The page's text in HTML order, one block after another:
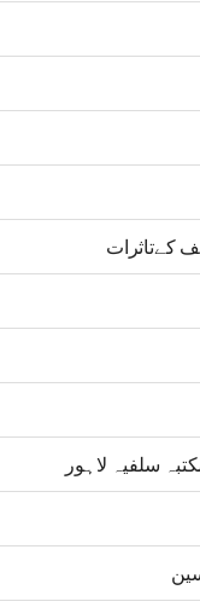
کےتاثرات
سلفیہ لاہور